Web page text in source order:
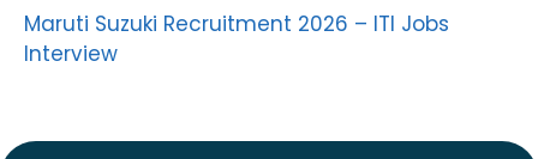
Maruti Suzuki Recruitment 2026 – ITI Jobs
Interview